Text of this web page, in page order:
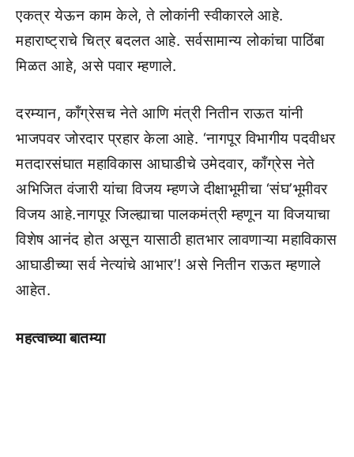
एकत्र येऊन काम केले, ते लोकांनी स्वीकारले आहे.
महाराष्ट्राचे चित्र बदलत आहे. सर्वसामान्य लोकांचा पाठिंबा
मिळत आहे, असे पवार म्हणाले.
दरम्यान, कॉंग्रेसच नेते आणि मंत्री नितीन राऊत यांनी
भाजपवर जोरदार प्रहार केला आहे. ‘नागपूर विभागीय पदवीधर
मतदारसंघात महाविकास आघाडीचे उमेदवार, काँग्रेस नेते
अभिजित वंजारी यांचा विजय म्हणजे दीक्षाभूमीचा ‘संघ’भूमीवर
विजय आहे.नागपूर जिल्ह्याचा पालकमंत्री म्हणून या विजयाचा
विशेष आनंद होत असून यासाठी हातभार लावणाऱ्या महाविकास
आघाडीच्या सर्व नेत्यांचे आभार’! असे नितीन राऊत म्हणाले
आहेत.
महत्वाच्या बातम्या